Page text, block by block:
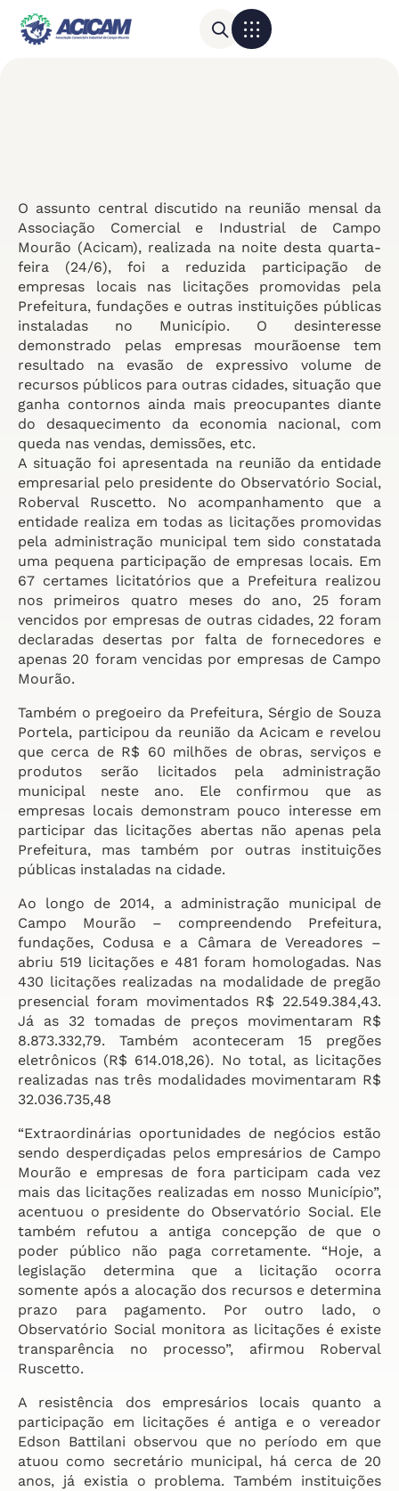
O assunto central discutido na reunião mensal da
Associação Comercial e Industrial de Campo
Mourão (Acicam), realizada na noite desta quarta-
feira (24/6), foi a reduzida participação de
empresas locais nas licitações promovidas pela
Prefeitura, fundações e outras instituições públicas
instaladas no Município. O desinteresse
demonstrado pelas empresas mourãoense tem
resultado na evasão de expressivo volume de
recursos públicos para outras cidades, situação que
ganha contornos ainda mais preocupantes diante
do desaquecimento da economia nacional, com
queda nas vendas, demissões, etc.
A situação foi apresentada na reunião da entidade
empresarial pelo presidente do Observatório Social,
Roberval Ruscetto. No acompanhamento que a
entidade realiza em todas as licitações promovidas
pela administração municipal tem sido constatada
uma pequena participação de empresas locais. Em
67 certames licitatórios que a Prefeitura realizou
nos primeiros quatro meses do ano, 25 foram
vencidos por empresas de outras cidades, 22 foram
declaradas desertas por falta de fornecedores e
apenas 20 foram vencidas por empresas de Campo
Mourão.
Também o pregoeiro da Prefeitura, Sérgio de Souza
Portela, participou da reunião da Acicam e revelou
que cerca de R$ 60 milhões de obras, serviços e
produtos serão licitados pela administração
municipal neste ano. Ele confirmou que as
empresas locais demonstram pouco interesse em
participar das licitações abertas não apenas pela
Prefeitura, mas também por outras instituições
públicas instaladas na cidade.
Ao longo de 2014, a administração municipal de
Campo Mourão – compreendendo Prefeitura,
fundações, Codusa e a Câmara de Vereadores –
abriu 519 licitações e 481 foram homologadas. Nas
430 licitações realizadas na modalidade de pregão
presencial foram movimentados R$ 22.549.384,43.
Já as 32 tomadas de preços movimentaram R$
8.873.332,79. Também aconteceram 15 pregões
eletrônicos (R$ 614.018,26). No total, as licitações
realizadas nas três modalidades movimentaram R$
32.036.735,48
“Extraordinárias oportunidades de negócios estão
sendo desperdiçadas pelos empresários de Campo
Mourão e empresas de fora participam cada vez
mais das licitações realizadas em nosso Município”,
acentuou o presidente do Observatório Social. Ele
também refutou a antiga concepção de que o
poder público não paga corretamente. “Hoje, a
legislação determina que a licitação ocorra
somente após a alocação dos recursos e determina
prazo para pagamento. Por outro lado, o
Observatório Social monitora as licitações é existe
transparência no processo”, afirmou Roberval
Ruscetto.
A resistência dos empresários locais quanto a
participação em licitações é antiga e o vereador
Edson Battilani observou que no período em que
atuou como secretário municipal, há cerca de 20
anos, já existia o problema. Também instituições